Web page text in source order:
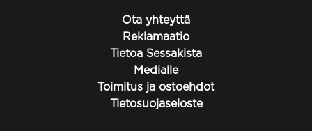
Ota yhteyttä
Reklamaatio
Tietoa Sessakista
Medialle
Toimitus ja ostoehdot
Tietosuojaseloste